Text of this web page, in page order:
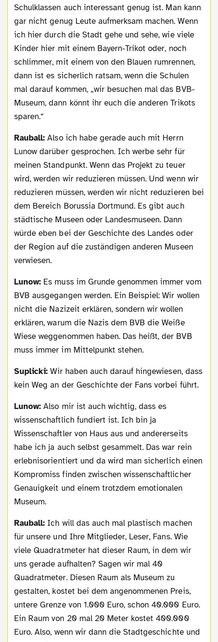
Schulklassen auch interessant genug ist. Man kann
gar nicht genug Leute aufmerksam machen. Wenn
ich hier durch die Stadt gehe und sehe, wie viele
Kinder hier mit einem Bayern-Trikot oder, noch
schlimmer, mit einem von den Blauen rumrennen,
dann ist es sicherlich ratsam, wenn die Schulen
mal darauf kommen, „wir besuchen mal das BVB-
Museum, dann könnt ihr euch die anderen Trikots
sparen.“
Rauball: Also ich habe gerade auch mit Herrn
Lunow darüber gesprochen. Ich werbe sehr für
meinen Standpunkt. Wenn das Projekt zu teuer
wird, werden wir reduzieren müssen. Und wenn wir
reduzieren müssen, werden wir nicht reduzieren bei
dem Bereich Borussia Dortmund. Es gibt auch
städtische Museen oder Landesmuseen. Dann
würde eben bei der Geschichte des Landes oder
der Region auf die zuständigen anderen Museen
verwiesen.
Lunow: Es muss im Grunde genommen immer vom
BVB ausgegangen werden. Ein Beispiel: Wir wollen
nicht die Nazizeit erklären, sondern wir wollen
erklären, warum die Nazis dem BVB die Weiße
Wiese weggenommen haben. Das heißt, der BVB
muss immer im Mittelpunkt stehen.
Suplicki:Wir haben auch darauf hingewiesen, dass
kein Weg an der Geschichte der Fans vorbei führt.
Lunow:Also mir ist auch wichtig, dass es
wissenschaftlich fundiert ist. Ich bin ja
Wissenschaftler von Haus aus und andererseits
habe ich ja auch selbst gesammelt. Das war rein
erlebnisorientiert und da wird man sicherlich einen
Kompromiss finden zwischen wissenschaftlicher
Genauigkeit und einem trotzdem emotionalen
Museum.
Rauball: Ich will das auch mal plastisch machen
für unsere und Ihre Mitglieder, Leser, Fans. Wie
viele Quadratmeter hat dieser Raum, in dem wir
uns gerade aufhalten? Sagen wir mal 40
Quadratmeter. Diesen Raum als Museum zu
gestalten, kostet bei dem angenommenen Preis,
untere Grenze von 1.000 Euro, schon 40.000 Euro.
Ein Raum von 20 mal 20 Meter kostet 400.000
Euro. Also, wenn wir dann die Stadtgeschichte und